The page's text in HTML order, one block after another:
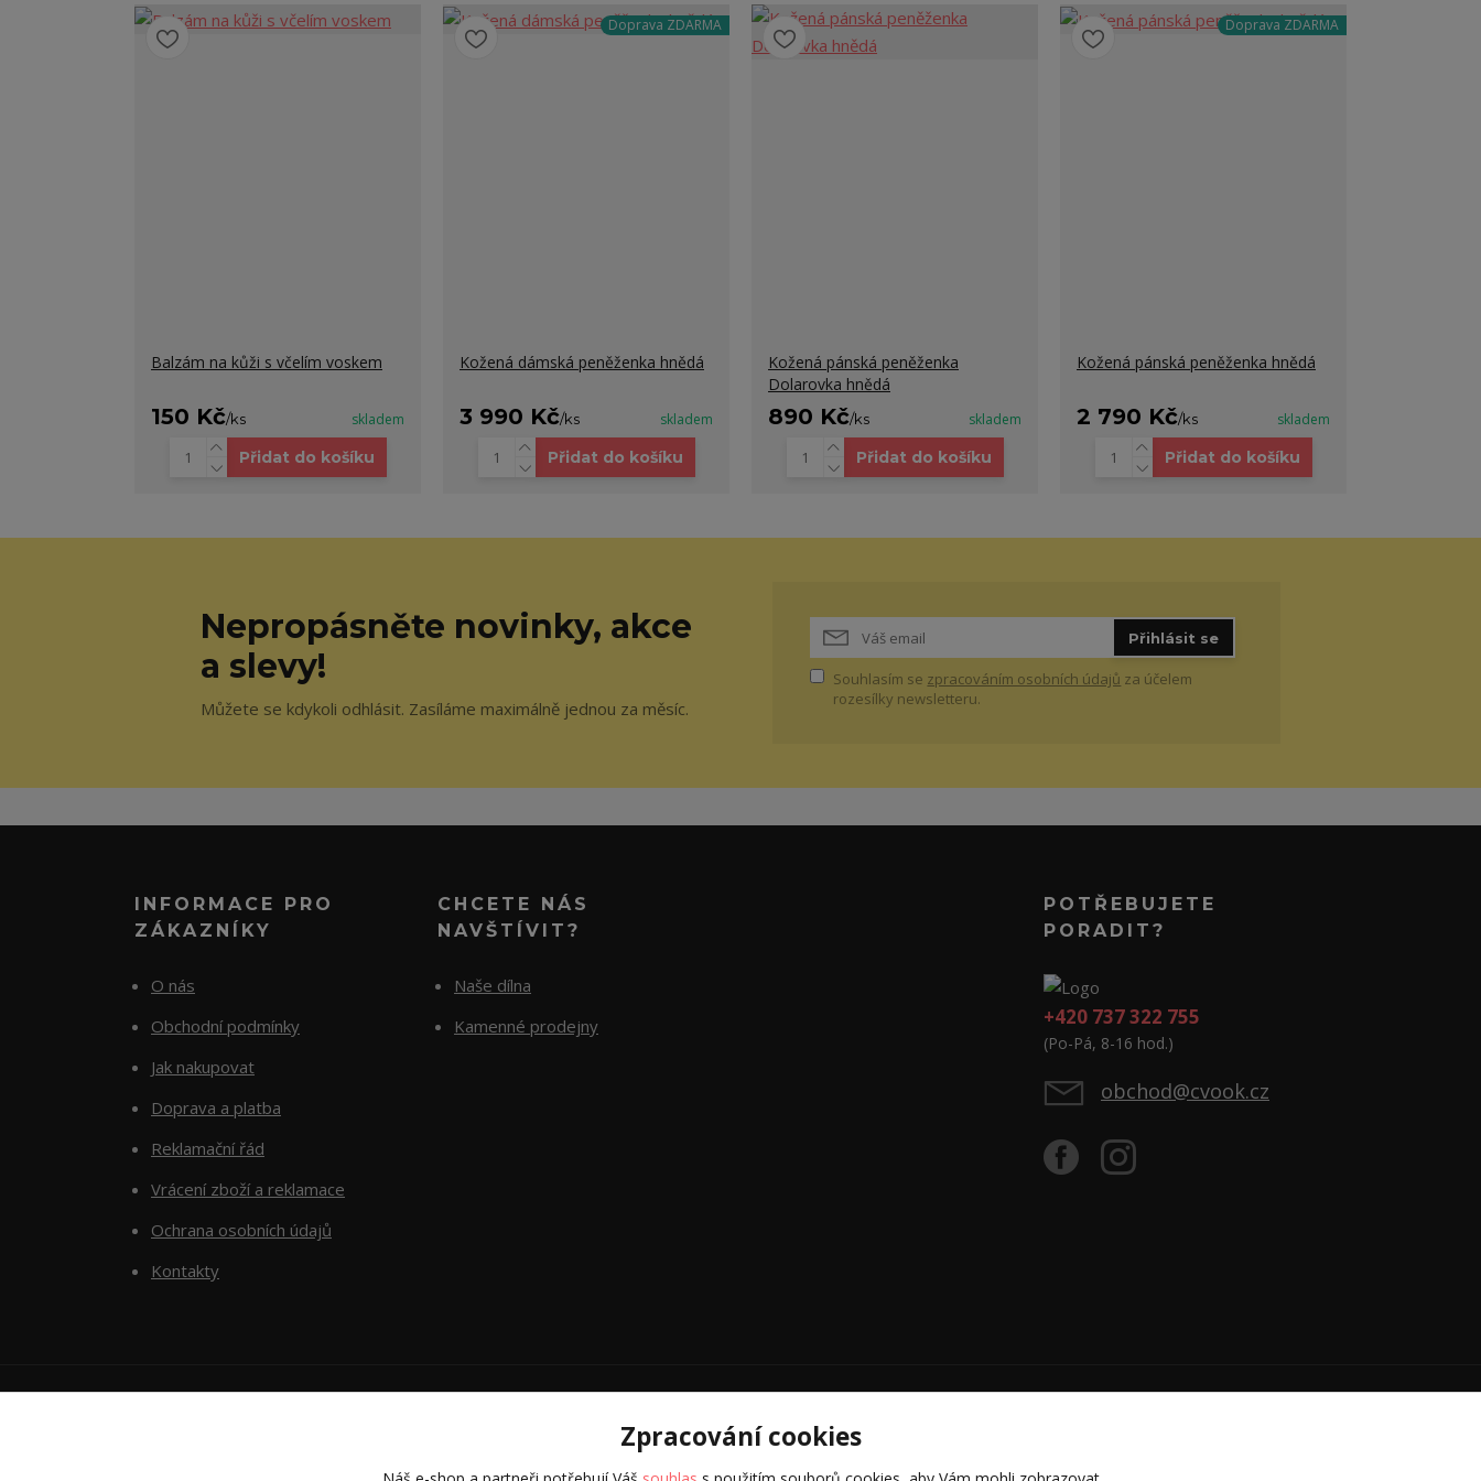
Balzám na kůži s včelím voskem
150 Kč/ks skladem
Přidat do košíku
Doprava ZDARMA
Kožená dámská peněženka hnědá
3 990 Kč/ks skladem
Přidat do košíku
Kožená pánská peněženka
Dolarovka hnědá
890 Kč/ks skladem
Přidat do košíku
Doprava ZDARMA
Kožená pánská peněženka hnědá
2 790 Kč/ks skladem
Přidat do košíku
Nepropásněte novinky, akce
a slevy!
Můžete se kdykoli odhlásit. Zasíláme maximálně jednou za měsíc.
Přihlásit se
Souhlasím se zpracováním osobních údajů za účelem
rozesílky newsletteru.
INFORMACE PRO
ZÁKAZNÍKY
O nás
Obchodní podmínky
Jak nakupovat
Doprava a platba
Reklamační řád
Vrácení zboží a reklamace
Ochrana osobních údajů
Kontakty
CHCETE NÁS
NAVŠTÍVIT?
Naše dílna
Kamenné prodejny
POTŘEBUJETE
PORADIT?
+420 737 322 755
(Po-Pá, 8-16 hod.)
obchod@cvook.cz
Vytvořeno na
Zpracování cookies